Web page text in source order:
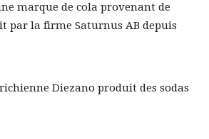
marque de cola provenant de
par la firme Saturnus AB depuis
Diezano produit des sodas